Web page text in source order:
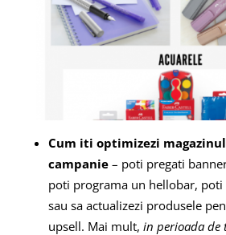
Cum iti optimizezi
campanie– poti pregati
poti programa un hellobar, poti
sau sa actualizezi produsele
upsell. Mai mult, in perioada de